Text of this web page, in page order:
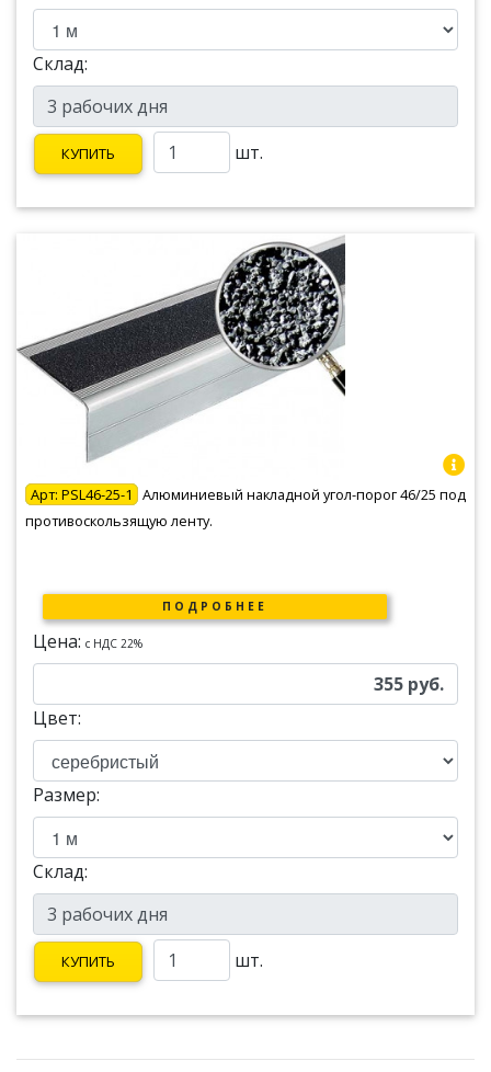
Склад:
КУПИТЬ шт.
Арт: PSL46-25-1
Алюминиевый накладной угол-порог 46/25 под
противоскользящую ленту.
ПОДРОБНЕЕ
Цена: c НДС 22%
355 руб.
Цвет:
Размер:
Склад:
КУПИТЬ шт.